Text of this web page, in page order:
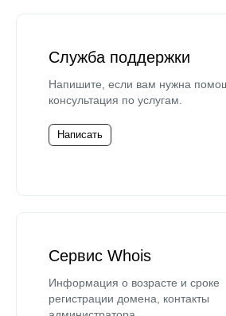
Служба поддержки
Напишите, если вам нужна
консультация по услугам.
Написать
Сервис Whois
Информация о возрасте и сроке
регистрации домена, контакты